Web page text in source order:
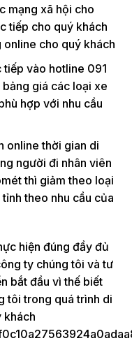
mạng xã hội cho
tiếp cho quý khách
cho quý khách
vào hotline 091
giá các loại xe
hợp với nhu cầu
online thời gian di
người đi nhân viên
thì giảm theo loại
theo nhu cầu của
hiện đúng đầy đủ
ty chúng tôi và tư
bắt đầu vì thế biết
tôi trong quá trình di
khách